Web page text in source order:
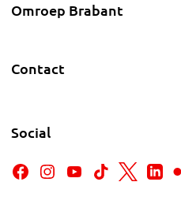
Omroep Brabant
Contact
Social